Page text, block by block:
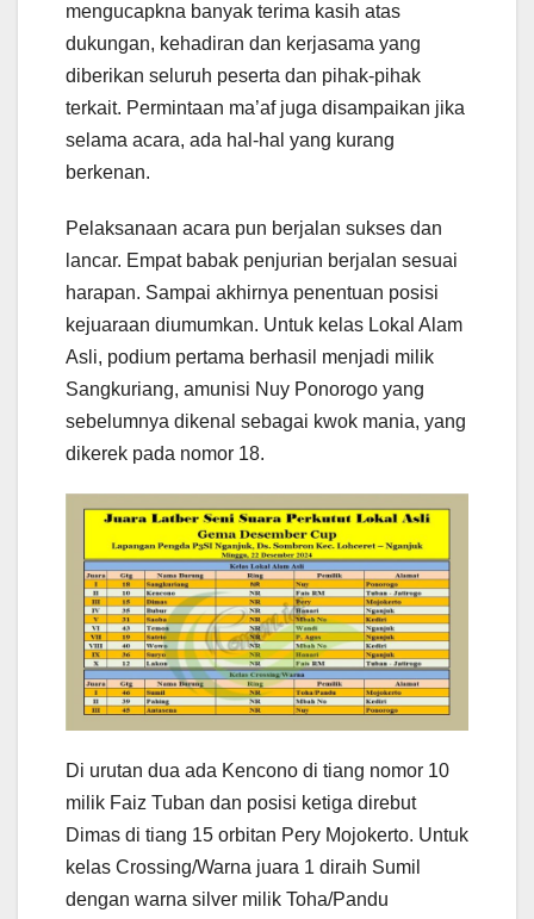
mengucapkna banyak terima kasih atas
dukungan, kehadiran dan kerjasama yang
diberikan seluruh peserta dan pihak-pihak
terkait. Permintaan ma’af juga disampaikan jika
selama acara, ada hal-hal yang kurang
berkenan.
Pelaksanaan acara pun berjalan sukses dan
lancar. Empat babak penjurian berjalan sesuai
harapan. Sampai akhirnya penentuan posisi
kejuaraan diumumkan. Untuk kelas Lokal Alam
Asli, podium pertama berhasil menjadi milik
Sangkuriang, amunisi Nuy Ponorogo yang
sebelumnya dikenal sebagai kwok mania, yang
dikerek pada nomor 18.
Di urutan dua ada Kencono di tiang nomor 10
milik Faiz Tuban dan posisi ketiga direbut
Dimas di tiang 15 orbitan Pery Mojokerto. Untuk
kelas Crossing/Warna juara 1 diraih Sumil
dengan warna silver milik Toha/Pandu